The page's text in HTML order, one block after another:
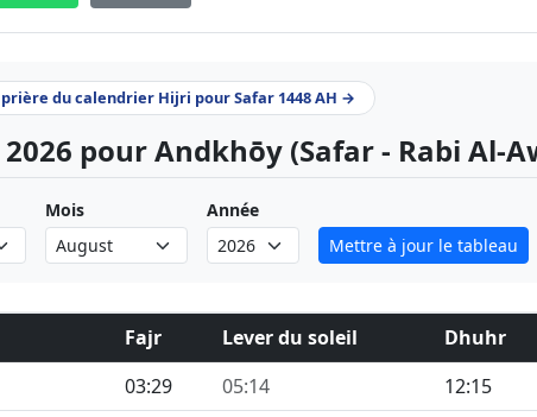
du calendrier Hijri pour Safar 1448 AH →
pour Andkhōy (Safar - Rabi Al-
Mois
Année
Mettre à jour le tableau
Fajr Lever du soleil Dhuhr
03:29 05:14 12:15